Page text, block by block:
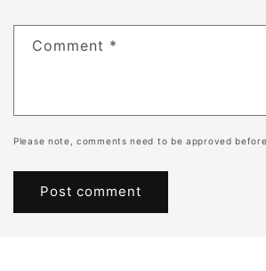
Comment *
Please note, comments need to be approved